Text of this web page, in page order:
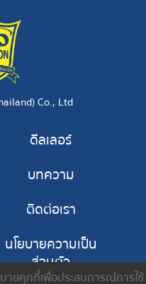
Co., Ltd
ดีลเลอร์
บทความ
ติดต่อเรา
นโยบายความเป็น
ส่วนตัว
ายคุกกี้เพื่อประสบการณ์การใช้